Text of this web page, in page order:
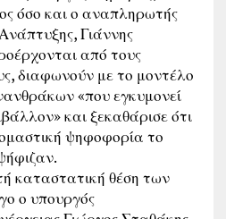
όσο και ο αναπληρωτής
Γιάννης
από τους
διαφωνούν με το μοντέλο
«που εγκυμονεί
και ξεκαθάρισε ότι
ψηφοφορία το
καταστατική θέση των
ο υπουργός